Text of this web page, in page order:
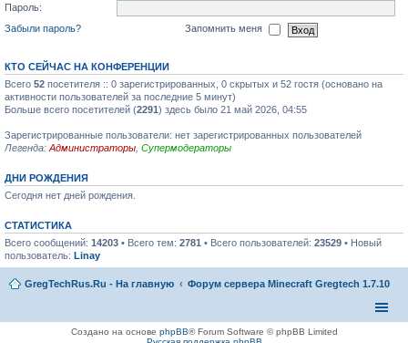
Пароль:
Забыли пароль?
Запомнить меня
КТО СЕЙЧАС НА КОНФЕРЕНЦИИ
Всего 52 посетителя :: 0 зарегистрированных, 0 скрытых и 52 гостя (основано на
активности пользователей за последние 5 минут)
Больше всего посетителей (2291) здесь было 21 май 2026, 04:55
Зарегистрированные пользователи: нет зарегистрированных пользователей
Легенда: Администраторы Супермодераторы
ДНИ РОЖДЕНИЯ
Сегодня нет дней рождения.
СТАТИСТИКА
Всего сообщений: 14203 • Всего тем: 2781 • Всего пользователей: 23529 • Новый
пользователь: Linay
GregTechRus.Ru - На главную Форум сервера Minecraft Gregtech 1.7.10
Создано на основе phpBB® Forum Software © phpBB Limited